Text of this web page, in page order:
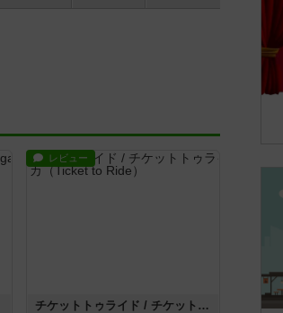
レビュー
チケットトゥライド / チケットトゥライドアメリカ